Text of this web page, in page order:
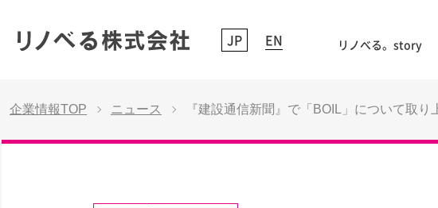
JP EN リノべる。story
企業情報TOP ニュース 『建設通信新聞』で「BOIL」について取り